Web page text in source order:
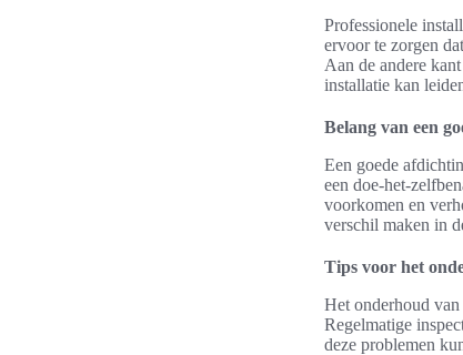
Professionele
ervoor te zorgen
Aan de andere
installatie kan
Belang van een
Een goede
een doe-het-
voorkomen en
verschil maken in
Tips voor het
Het onderhoud
Regelmatige
deze problemen